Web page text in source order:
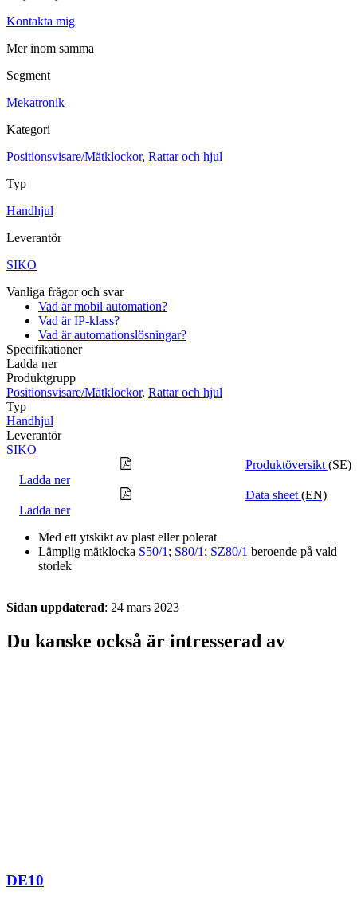
Maskinsäkerhet
Ljusridåer
Varningsljud
Varningsljus
Övrigt
Kontakta mig
Mer inom samma
Segment
Mekatronik
Kategori
Positionsvisare/Mätklockor, Rattar och hjul
Typ
Handhjul
Leverantör
SIKO
Vanliga frågor och svar
Vad är mobil automation?
Vad är IP-klass?
Vad är automationslösningar?
Specifikationer
Ladda ner
Produktgrupp
Positionsvisare/Mätklockor, Rattar och hjul
Typ
Handhjul
Leverantör
SIKO
Produktöversikt (SE)
Ladda ner
Data sheet (EN)
Ladda ner
Med ett ytskikt av plast eller polerat
Lämplig mätklocka S50/1 ; S80/1 ; SZ80/1 beroende på vald
storlek
Sidan uppdaterad: 24 mars 2023
Du kanske också är intresserad av
DE10